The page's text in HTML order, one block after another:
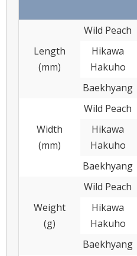
Length
(mm)
Wild Peach
Hikawa
Hakuho
Baekhyang
Width
(mm)
Wild Peach
Hikawa
Hakuho
Baekhyang
Weight
(g)
Wild Peach
Hikawa
Hakuho
Baekhyang